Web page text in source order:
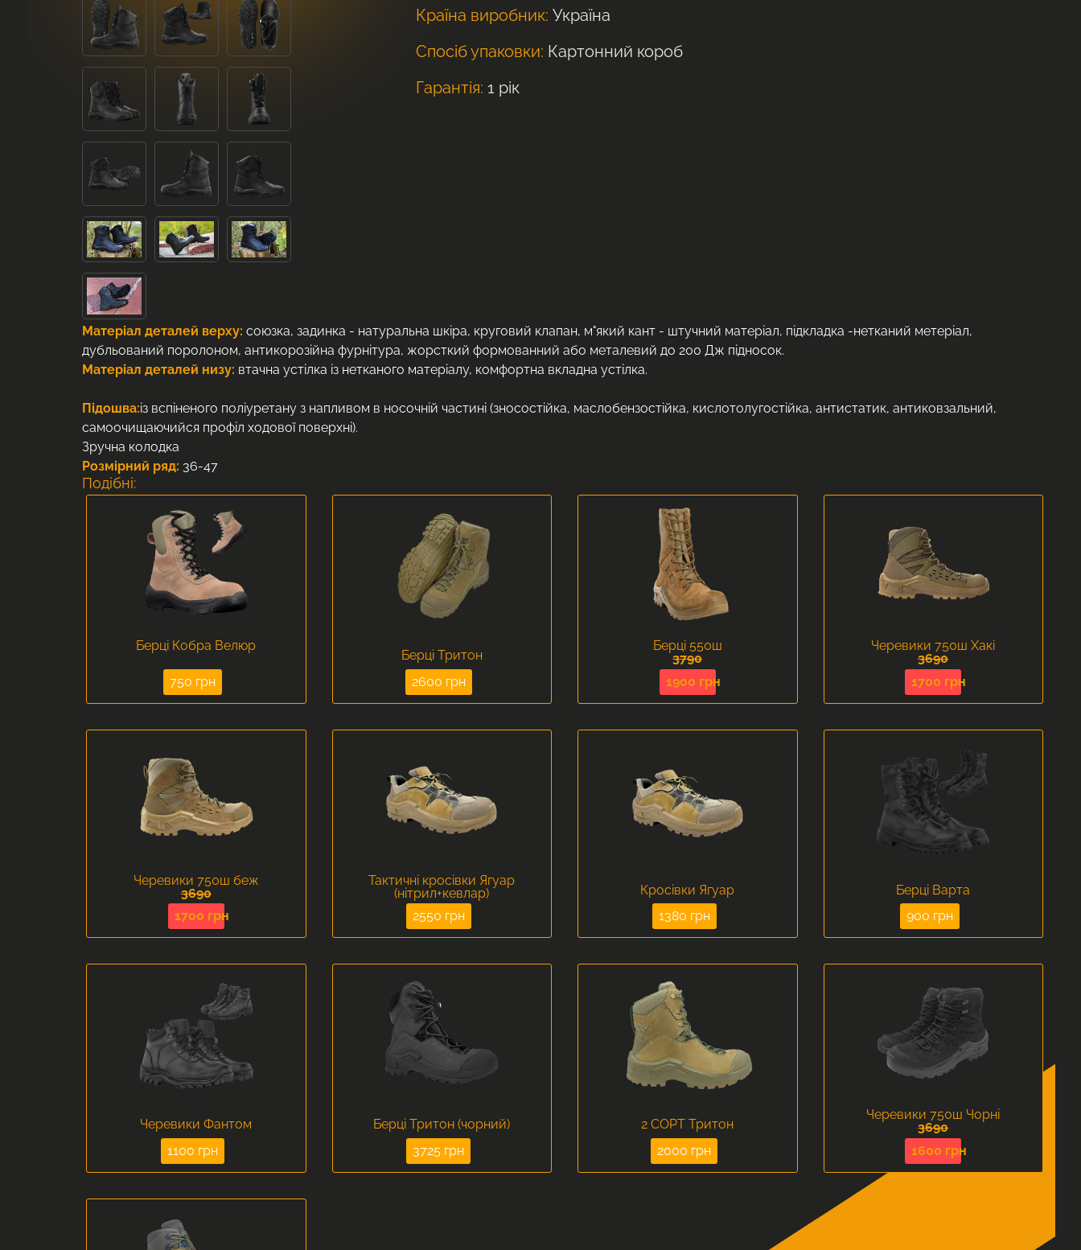
Країна виробник: Україна
Спосіб упаковки: Картонний короб
Гарантія: 1 рік
Матеріал деталей верху: союзка, задинка - натуральна шкіра, круговий клапан, м"який кант - штучний матеріал, підкладка -нетканий метеріал,
дубльований поролоном, антикорозійна фурнітура, жорсткий формованний або металевий до 200 Дж підносок.
Матеріал деталей низу: втачна устілка із нетканого матеріалу, комфортна вкладна устілка.
Підошва:із вспіненого поліуретану з напливом в носочній частині (зносостійка, маслобензостійка, кислотолугостійка, антистатик, антиковзальний,
самоочищаючийся профіл ходової поверхні).
Зручна колодка
Розмірний ряд: 36-47
Подібні:
Берці Кобра Велюр
750 грн
Берці Тритон
2600 грн
Берці 550ш
3790
1900 грн
Черевики 750ш Хакі
3690
1700 грн
Черевики 750ш беж
3690
1700 грн
Тактичні кросівки Ягуар
(нітрил+кевлар)
2550 грн
Кросівки Ягуар
1380 грн
Берці Варта
900 грн
Черевики Фантом
1100 грн
Берці Тритон (чорний)
3725 грн
2 СОРТ Тритон
2000 грн
Черевики 750ш Чорні
3690
1600 грн